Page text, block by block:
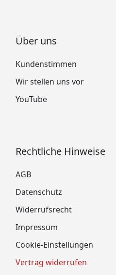
Über uns
Kundenstimmen
Wir stellen uns vor
YouTube
Rechtliche Hinweise
AGB
Datenschutz
Widerrufsrecht
Impressum
Cookie-Einstellungen
Vertrag widerrufen